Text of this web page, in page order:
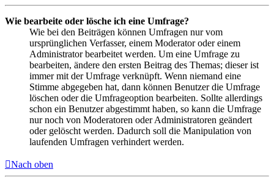
Wie bearbeite oder lösche ich eine Umfrage?
Wie bei den Beiträgen können Umfragen nur vom
ursprünglichen Verfasser, einem Moderator oder einem
Administrator bearbeitet werden. Um eine Umfrage zu
bearbeiten, ändere den ersten Beitrag des Themas; dieser ist
immer mit der Umfrage verknüpft. Wenn niemand eine
Stimme abgegeben hat, dann können Benutzer die Umfrage
löschen oder die Umfrageoption bearbeiten. Sollte allerdings
schon ein Benutzer abgestimmt haben, so kann die Umfrage
nur noch von Moderatoren oder Administratoren geändert
oder gelöscht werden. Dadurch soll die Manipulation von
laufenden Umfragen verhindert werden.
Nach oben